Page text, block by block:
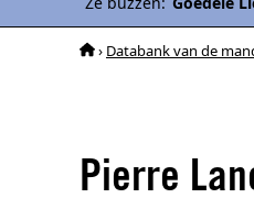
› Databank van de
Pierre